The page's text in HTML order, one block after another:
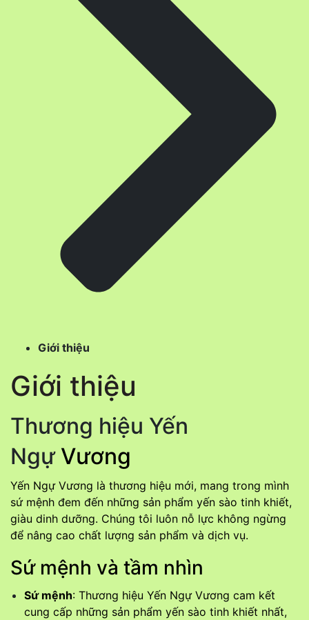
Giới thiệu
Giới thiệu
Thương hiệu Yến
Ngự Vương
Yến Ngự Vương là thương hiệu mới, mang trong mình
sứ mệnh đem đến những sản phẩm yến sào tinh khiết,
giàu dinh dưỡng. Chúng tôi luôn nỗ lực không ngừng
để nâng cao chất lượng sản phẩm và dịch vụ.
Sứ mệnh và tầm nhìn
Sứ mệnh: Thương hiệu Yến Ngự Vương cam kết
cung cấp những sản phẩm yến sào tinh khiết nhất,